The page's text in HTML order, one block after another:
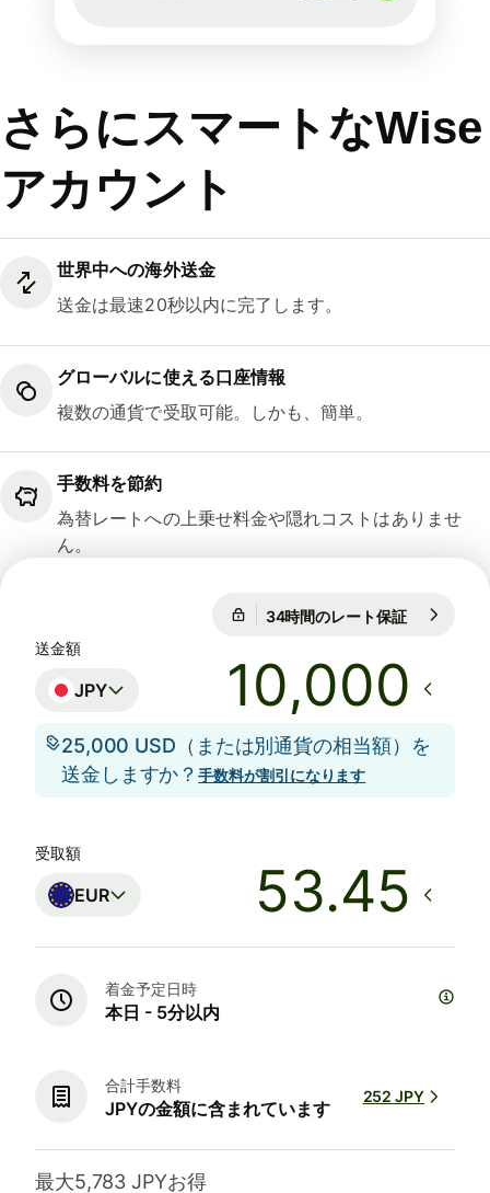
さらにスマートなWise
アカウント
世界中への海外送金
送金は最速20秒以内に完了します。
グローバルに使える口座情報
複数の通貨で受取可能。しかも、簡単。
手数料を節約
為替レートへの上乗せ料金や隠れコストはありませ
ん。
34時間のレート保証
送金額
JPY
25,000 USD（または別通貨の相当額）を
送金しますか？手数料が割引になります
受取額
EUR
着金予定日時
本日 - 5分以内
合計手数料
JPYの金額に含まれています
252 JPY
最大5,783 JPYお得